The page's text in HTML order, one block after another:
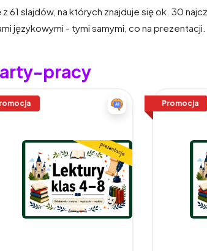
slajdów, na których znajduje się ok. 30
językowymi - tymi samymi, co na prezentacji.
pracy
Promocja